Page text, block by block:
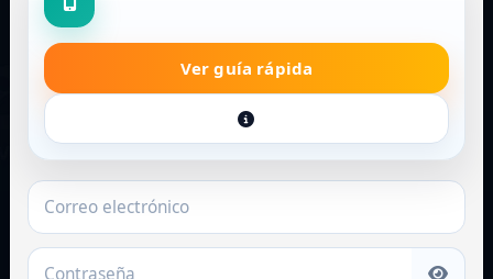
Ver guía rápida
Correo electrónico
Contraseña